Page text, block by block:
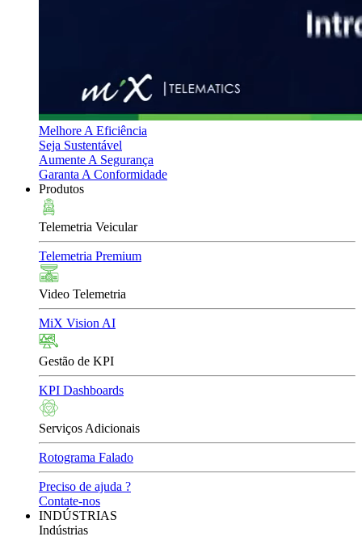
Melhore A Eficiência
Seja Sustentável
Aumente A Segurança
Garanta A Conformidade
Produtos
Telemetria Veicular
Telemetria Premium
Video Telemetria
MiX Vision AI
Gestão de KPI
KPI Dashboards
Serviços Adicionais
Rotograma Falado
Preciso de ajuda ?
Contate-nos
INDÚSTRIAS
Indústrias